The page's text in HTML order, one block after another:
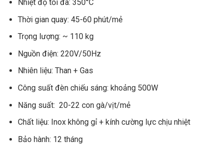
Nhiệt độ tối đa: 350°C
Thời gian quay: 45-60 phút/mẻ
Trọng lượng: ~ 110 kg
Nguồn điện: 220V/50Hz
Nhiên liệu: Than + Gas
Công suất đèn chiếu sáng: khoảng 500W
Năng suất: 20-22 con gà/vịt/mẻ
Chất liệu: Inox không gỉ + kính cường lực chịu nhiệt
Bảo hành: 12 tháng